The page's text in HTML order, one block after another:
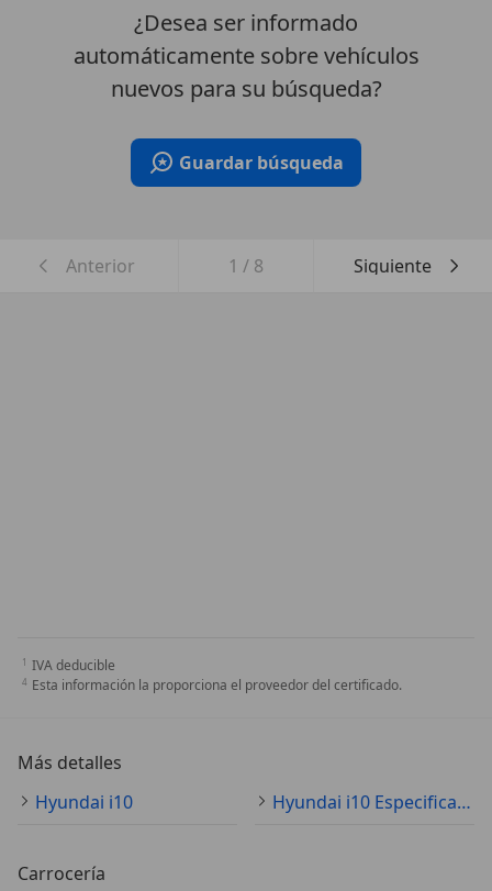
¿Desea ser informado
automáticamente sobre vehículos
nuevos para su búsqueda?
Guardar búsqueda
Anterior 1 / 8 Siguiente
IVA deducible
Esta información la proporciona el proveedor del certificado.
Más detalles
Hyundai i10
Hyundai i10 Especificaciones técnicas
Carrocería